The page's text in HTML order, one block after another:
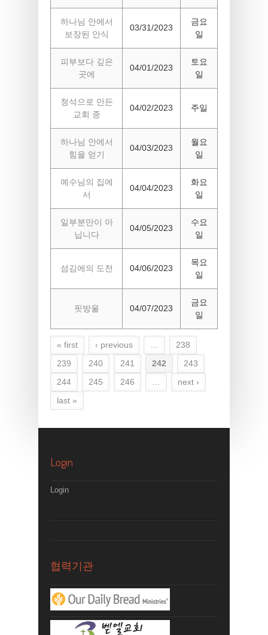
하나님 안에서
보장된 안식
03/31/2023
금요
일
피부보다 깊은
곳에
04/01/2023
토요
일
청석으로 만든
교회 종
04/02/2023 주일
하나님 안에서
힘을 얻기
04/03/2023
월요
일
예수님의 집에
서
04/04/2023
화요
일
일부분만이 아
닙니다
04/05/2023
수요
일
섬김에의 도전 04/06/2023
목요
일
핏방울 04/07/2023
금요
일
Pages
« first ‹ previous
238
239
240 241 242
243
244
245 246
next ›
last »
Login
Login
협력기관